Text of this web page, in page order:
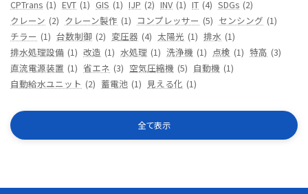
CPTrans (1) EVT (1) GIS (1) IJP (2) INV (1) IT (4) SDGs (2)
クレーン (2) クレーン製作 (1) コンプレッサー (5) センシング (1)
チラー (1) 台数制御 (2) 変圧器 (4) 太陽光 (1) 排水 (1)
排水処理設備 (1) 改造 (1) 水処理 (1) 洗浄機 (1) 点検 (1) 特高 (3)
直流電源装置 (1) 省エネ (3) 空気圧縮機 (5) 自動機 (1)
自動給水ユニット (2) 蓄電池 (1) 見える化 (1)
全て表示